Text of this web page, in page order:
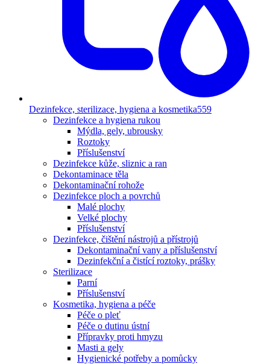
Dezinfekce, sterilizace, hygiena a kosmetika559
Dezinfekce a hygiena rukou
Mýdla, gely, ubrousky
Roztoky
Příslušenství
Dezinfekce kůže, sliznic a ran
Dekontaminace těla
Dekontaminační rohože
Dezinfekce ploch a povrchů
Malé plochy
Velké plochy
Příslušenství
Dezinfekce, čištění nástrojů a přístrojů
Dekontaminační vany a příslušenství
Dezinfekční a čistící roztoky, prášky
Sterilizace
Parní
Příslušenství
Kosmetika, hygiena a péče
Péče o pleť
Péče o dutinu ústní
Přípravky proti hmyzu
Masti a gely
Hygienické potřeby a pomůcky